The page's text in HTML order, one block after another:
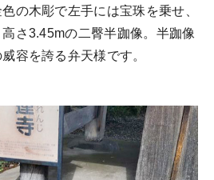
の木彫で左手には宝珠を乗せ、
さ3.45mの二臀半跏像。半跏像
容を誇る弁天様です。